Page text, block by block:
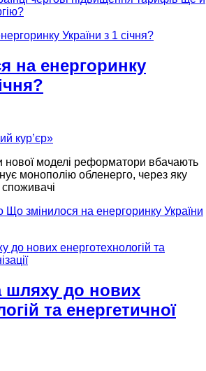
на енергоринку
кур’єр»
моделі реформатори вбачають
монополію обленерго, через яку
Що змінилося на енергоринку України
шляху до нових
та енергетичної